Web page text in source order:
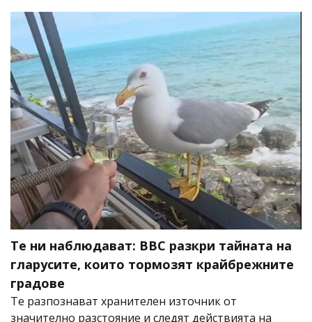
Те ни наблюдават: BBC разкри тайната на
гларусите, които тормозят крайбрежните
градове
Те разпознават хранителен източник от
значително разстояние и следят действията на